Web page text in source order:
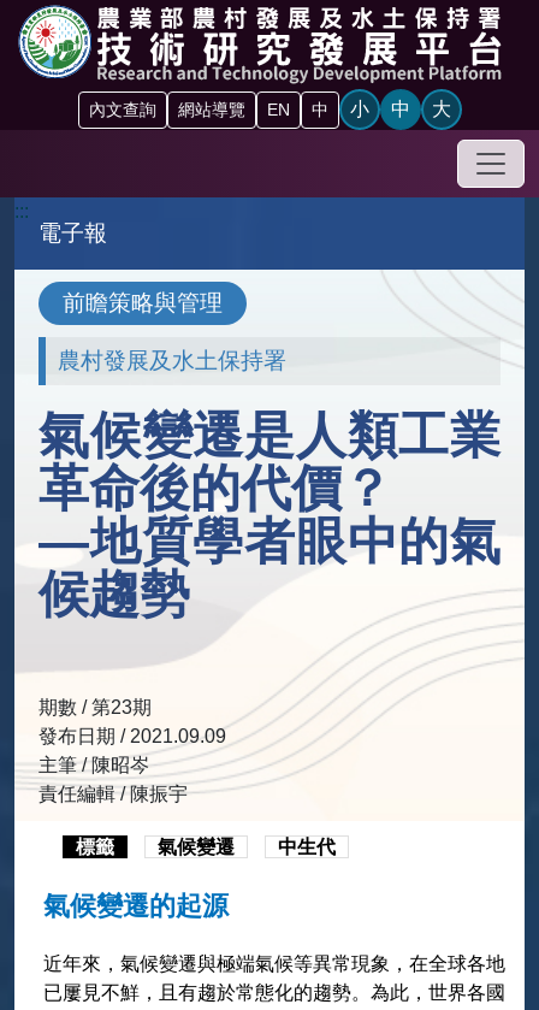
跳到主要內容區塊
內文查詢 網站導覽 EN 中 小 中 大
手機
:::
電子報
前瞻策略與管理
農村發展及水土保持署
氣候變遷是人類工業
革命後的代價？
—地質學者眼中的氣
候趨勢
期數 / 第23期
發布日期 / 2021.09.09
主筆 / 陳昭岑
責任編輯 / 陳振宇
標籤 氣候變遷 中生代
氣候變遷的起源
近年來，氣候變遷與極端氣候等異常現象，在全球各地
已屢見不鮮，且有趨於常態化的趨勢。為此，世界各國